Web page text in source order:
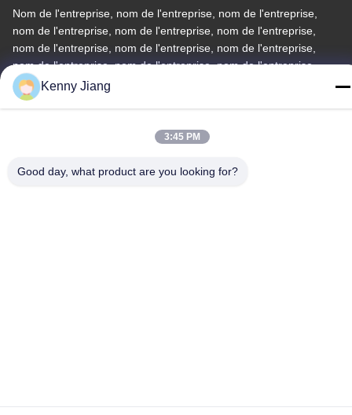
Nom de l'entreprise, nom de l'entreprise, nom de l'entreprise,
nom de l'entreprise, nom de l'entreprise, nom de l'entreprise,
nom de l'entreprise, nom de l'entreprise, nom de l'entreprise,
nom de l'entreprise, nom de l'entreprise, nom de l'entreprise,
nom
Téléphone
Kenny Jiang
3:45 PM
Good day, what product are you looking for?